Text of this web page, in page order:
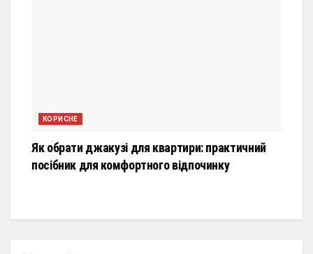
КОРИСНЕ
Як обрати джакузі для квартири: практичний
посібник для комфортного відпочинку